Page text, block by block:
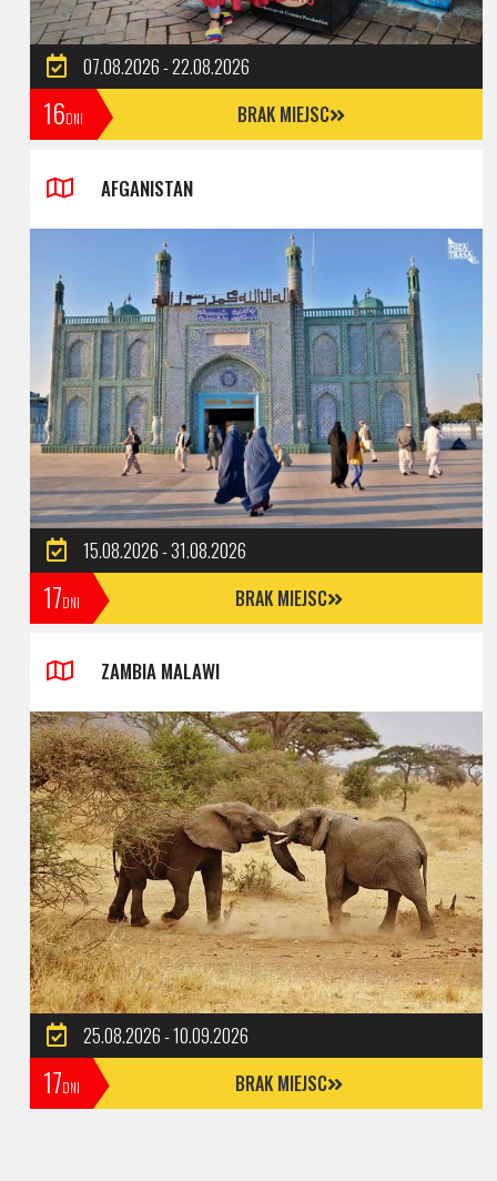
07.08.2026 - 22.08.2026
16DNI BRAK MIEJSC
AFGANISTAN
15.08.2026 - 31.08.2026
17DNI BRAK MIEJSC
ZAMBIA MALAWI
25.08.2026 - 10.09.2026
17DNI BRAK MIEJSC